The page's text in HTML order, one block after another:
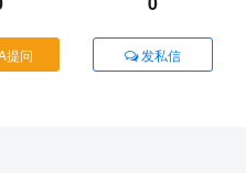
提问 发私信